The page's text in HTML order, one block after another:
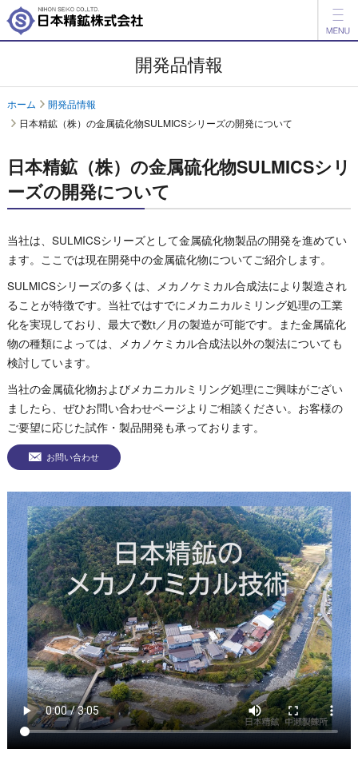
開発品情報
会社案内
IR情報
ESG情報
アグリ事業
English 中文
お問い合わせ
開発品情報
ホーム
開発品情報
日本精鉱（株）の金属硫化物SULMICSシリーズの開発について
日本精鉱（株）の金属硫化物SULMICSシリ
ーズの開発について
当社は、SULMICSシリーズとして金属硫化物製品の開発を進めてい
ます。ここでは現在開発中の金属硫化物についてご紹介します。
SULMICSシリーズの多くは、メカノケミカル合成法により製造され
ることが特徴です。当社ではすでにメカニカルミリング処理の工業
化を実現しており、最大で数t／月の製造が可能です。また金属硫化
物の種類によっては、メカノケミカル合成法以外の製法についても
検討しています。
当社の金属硫化物およびメカニカルミリング処理にご興味がござい
ましたら、ぜひお問い合わせページよりご相談ください。お客様の
ご要望に応じた試作・製品開発も承っております。
お問い合わせ